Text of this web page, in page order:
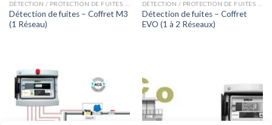
Détection de fuites – Coffret M3
(1 Réseau)
Détection de fuites – Coffret
EVO (1 à 2 Réseaux)